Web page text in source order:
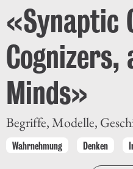
«Synaptic
Cognizers,
Minds»
Begriffe, Modelle,
Wahrnehmung Denken